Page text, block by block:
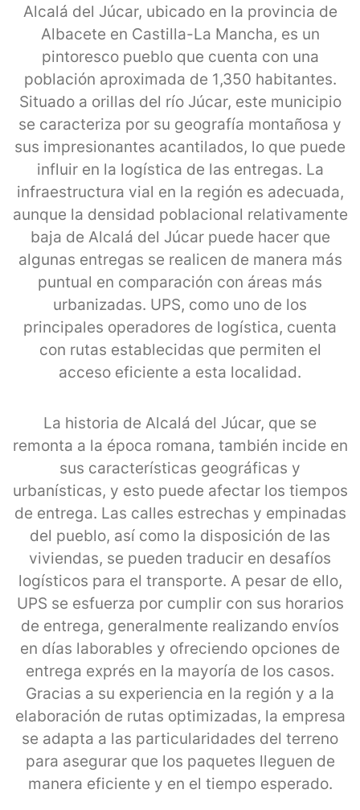
Alcalá del Júcar, ubicado en la provincia de
Albacete en Castilla-La Mancha, es un
pintoresco pueblo que cuenta con una
población aproximada de 1,350 habitantes.
Situado a orillas del río Júcar, este municipio
se caracteriza por su geografía montañosa y
sus impresionantes acantilados, lo que puede
influir en la logística de las entregas. La
infraestructura vial en la región es adecuada,
aunque la densidad poblacional relativamente
baja de Alcalá del Júcar puede hacer que
algunas entregas se realicen de manera más
puntual en comparación con áreas más
urbanizadas. UPS, como uno de los
principales operadores de logística, cuenta
con rutas establecidas que permiten el
acceso eficiente a esta localidad.
La historia de Alcalá del Júcar, que se
remonta a la época romana, también incide en
sus características geográficas y
urbanísticas, y esto puede afectar los tiempos
de entrega. Las calles estrechas y empinadas
del pueblo, así como la disposición de las
viviendas, se pueden traducir en desafíos
logísticos para el transporte. A pesar de ello,
UPS se esfuerza por cumplir con sus horarios
de entrega, generalmente realizando envíos
en días laborables y ofreciendo opciones de
entrega exprés en la mayoría de los casos.
Gracias a su experiencia en la región y a la
elaboración de rutas optimizadas, la empresa
se adapta a las particularidades del terreno
para asegurar que los paquetes lleguen de
manera eficiente y en el tiempo esperado.